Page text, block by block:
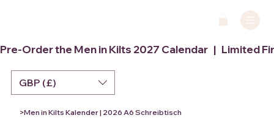
Pre-Order the Men in Kilts 2027 Calendar   |   Limited
GBP (£)
>Men in Kilts Kalender | 2026 A6 Schreibtisch